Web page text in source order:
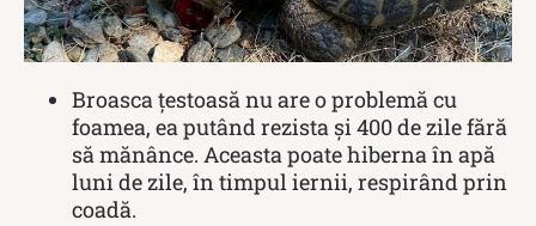
Broasca țestoasă nu are o problemă cu
foamea, ea putând rezista și 400 de zile fără
să mănânce. Aceasta poate hiberna în apă
luni de zile, în timpul iernii, respirând prin
coadă.